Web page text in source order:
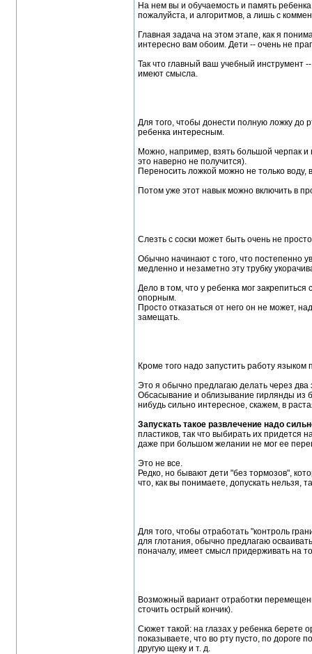
На нем вы и обучаемость и память
пожалуйста, и алгоритмов, а лишь с
Главная задача на этом этапе, как я
интересно вам обоим. Дети -- очень не
Так что главный ваш учебный инструмент
имеют смысла.
Для того, чтобы донести полную ложку до
ребенка интересным.
Можно, например, взять большой черпак и
это наверно не получится).
Переносить ложкой можно не только воду,
Потом уже этот навык можно включить в
Слезть с соски может быть очень не
Обычно начинают с того, что постепенно
медленно и незаметно эту трубку
Дело в том, что у ребенка мог
опорным.
Просто отказаться от него он не может,
замещать.
Кроме того надо запустить работу
Это я обычно предлагаю делать через два
Обсасывание и облизывание гирлянды из
нибудь сильно интересное, скажем, в
Запускать такое развлечение надо
пластиков, так что выбирать их придется
даже при большом желании не мог ее
Это не все.
Редко, но бывают дети "без тормозов",
что, как вы понимаете, допускать нельзя,
Для того, чтобы отработать "контроль
для глотания, обычно предлагаю
поначалу, имеет смысл придерживать на
Возможный вариант отработки
сточить острый кончик).
Сюжет такой: на глазах у ребенка берете
показываете, что во рту пусто, по дороге
другую щеку и т. д.